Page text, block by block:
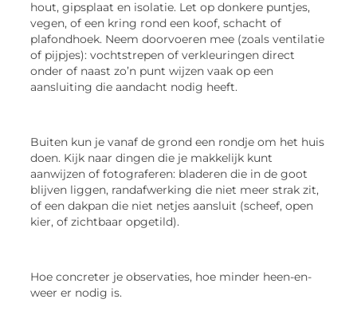
hout, gipsplaat en isolatie. Let op donkere puntjes,
vegen, of een kring rond een koof, schacht of
plafondhoek. Neem doorvoeren mee (zoals ventilatie
of pijpjes): vochtstrepen of verkleuringen direct
onder of naast zo’n punt wijzen vaak op een
aansluiting die aandacht nodig heeft.
Buiten kun je vanaf de grond een rondje om het huis
doen. Kijk naar dingen die je makkelijk kunt
aanwijzen of fotograferen: bladeren die in de goot
blijven liggen, randafwerking die niet meer strak zit,
of een dakpan die niet netjes aansluit (scheef, open
kier, of zichtbaar opgetild).
Hoe concreter je observaties, hoe minder heen-en-
weer er nodig is.